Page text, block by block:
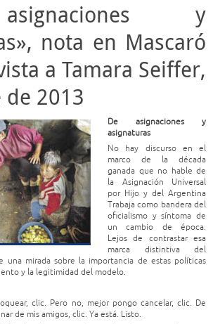
y
nota en Mascaró
a Tamara Seiffer,
2013
De asignaciones y
asignaturas
No hay discurso en el
marco de la década
ganada que no hable de
la Asignación Universal
por Hijo y del Argentina
Trabaja como bandera del
oficialismo y síntoma de
un cambio de época.
Lejos de contrastar esa
marca distintiva del
una mirada sobre la importancia de estas políticas
y la legitimidad del modelo.
clic. Pero no, mejor pongo cancelar, clic. De
de mis amigos, clic. Ya está. Listo.